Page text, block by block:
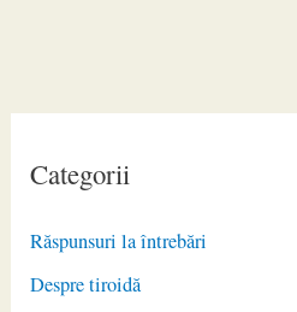
Categorii
Răspunsuri la întrebări
Despre tiroidă